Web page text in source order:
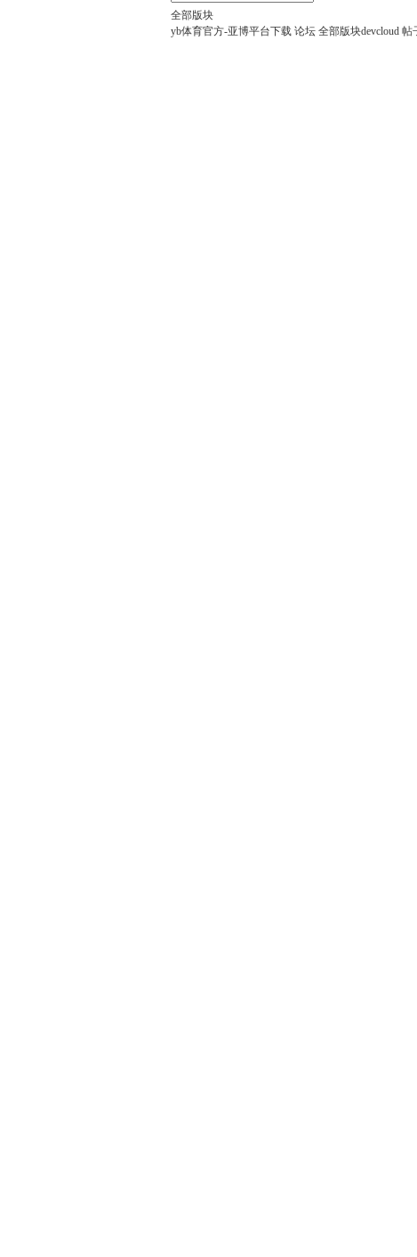
全部版块
yb体育官方-亚博平台下载 论坛 全部版块devcloud 帖